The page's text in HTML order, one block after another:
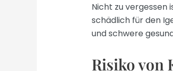
Nicht zu vergessen
schädlich für den
und schwere
Risiko von